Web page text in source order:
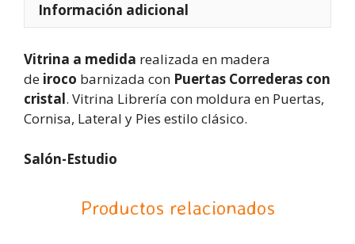
Información adicional
Vitrina a medida realizada en madera
de iroco barnizada con Puertas Correderas con
cristal. Vitrina Librería con moldura en Puertas,
Cornisa, Lateral y Pies estilo clásico.
Salón-Estudio
Productos relacionados